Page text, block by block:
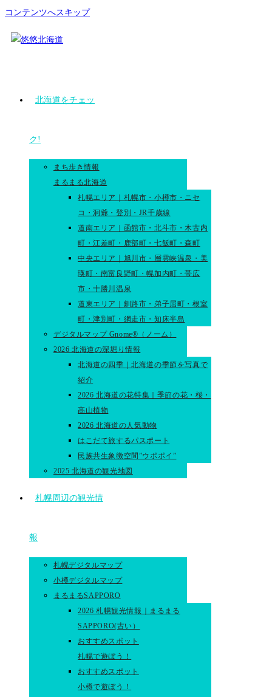
コンテンツへスキップ
北海道をチェッ
ク!
まち歩き情報
まるまる北海道
札幌エリア｜札幌市・小樽市・ニセ
コ・洞爺・登別・JR千歳線
道南エリア｜函館市・北斗市・木古内
町・江差町・鹿部町・七飯町・森町
中央エリア｜旭川市・層雲峡温泉・美
瑛町・南富良野町・幌加内町・帯広
市・十勝川温泉
道東エリア｜釧路市・弟子屈町・根室
町・津別町・網走市・知床半島
デジタルマップ Gnome®（ノーム）
2026 北海道の深堀り情報
北海道の四季｜北海道の季節を写真で
紹介
2026 北海道の花特集｜季節の花・桜・
高山植物
2026 北海道の人気動物
はこだて旅するパスポート
民族共生象徴空間”ウポポイ”
2025 北海道の観光地図
札幌周辺の観光情
報
札幌デジタルマップ
小樽デジタルマップ
まるまるSAPPORO
2026 札幌観光情報｜まるまる
SAPPORO(古い）
おすすめスポット
札幌で遊ぼう！
おすすめスポット
小樽で遊ぼう！